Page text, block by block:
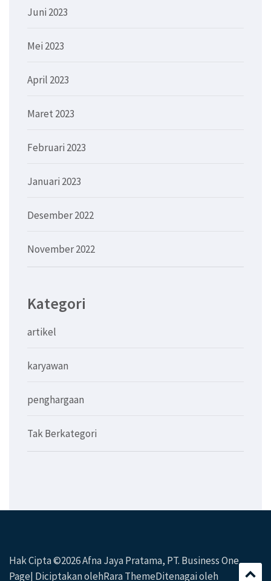
Juni 2023
Mei 2023
April 2023
Maret 2023
Februari 2023
Januari 2023
Desember 2022
November 2022
Kategori
artikel
karyawan
penghargaan
Tak Berkategori
Hak Cipta ©2026Afna Jaya Pratama, PT. Business One
Page| Diciptakan olehRara ThemeDitenagai oleh